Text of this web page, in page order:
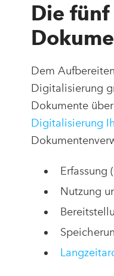
Die
Dem
Digitalisierung
Dokumente
Digitalisierung
Erfassung
Nutzung